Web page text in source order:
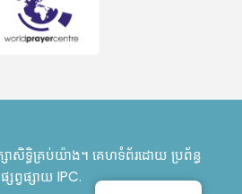
ាសិទ្ធិគ្រប់យ៉ាង។ គេហទំព័រដោយ ប្រព័ន្ធ
ផ្សព្វផ្សាយ IPC.